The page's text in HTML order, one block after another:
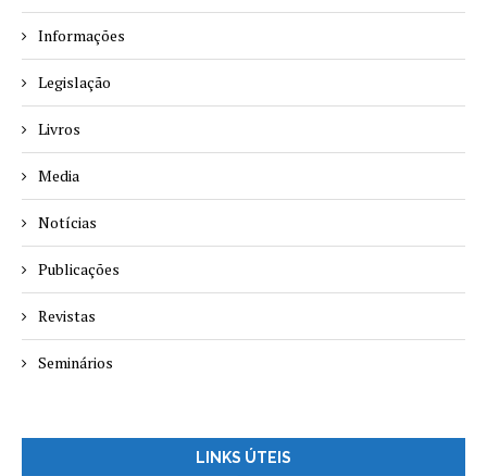
Informações
Legislação
Livros
Media
Notícias
Publicações
Revistas
Seminários
LINKS ÚTEIS